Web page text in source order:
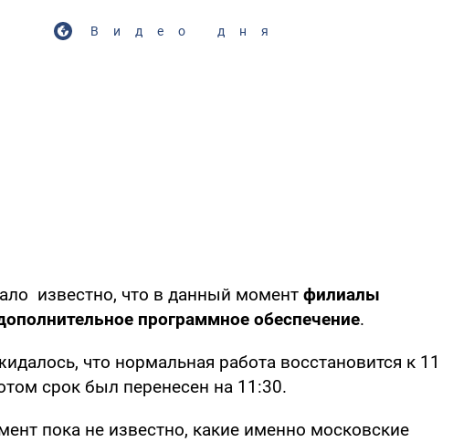
Видео дня
известно, что в данный момент филиалы
программное обеспечение.
что нормальная работа восстановится к 11
срок был перенесен на 11:30.
пока не известно, какие именно московские